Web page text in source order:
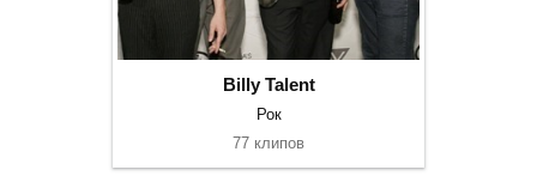
Billy Talent
Рок
77 клипов